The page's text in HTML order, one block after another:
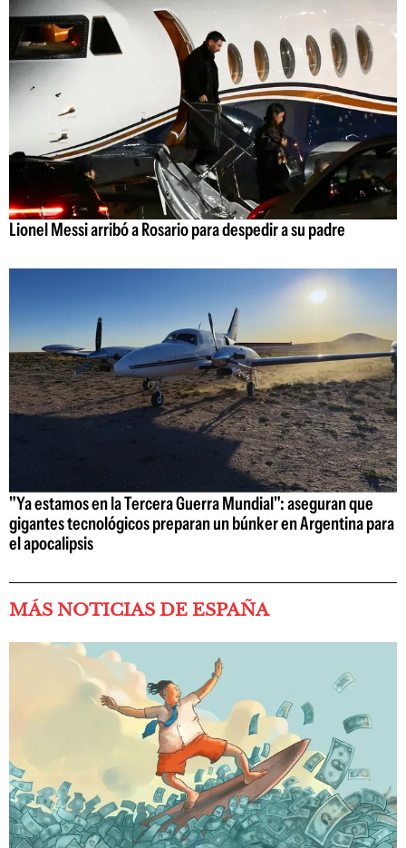
Lionel Messi arribó a Rosario para despedir a su padre
"Ya estamos en la Tercera Guerra Mundial": aseguran que
gigantes tecnológicos preparan un búnker en Argentina para
el apocalipsis
MÁS NOTICIAS DE ESPAÑA